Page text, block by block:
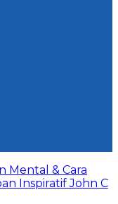
Mental & Cara
Inspiratif John C